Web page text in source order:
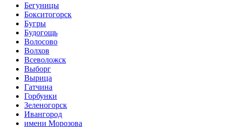
Бегуницы
Бокситогорск
Бугры
Будогощь
Волосово
Волхов
Всеволожск
Выборг
Вырица
Гатчина
Горбунки
Зеленогорск
Ивангород
имени Морозова